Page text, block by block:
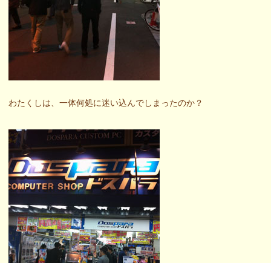
わたくしは、一体何処に迷い込んでしまったのか？